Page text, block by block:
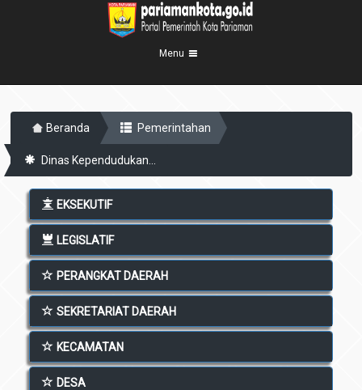
Menu
Profil Kota
Sejarah
Geografis
Pemerintahan
Legislatif
Perangkat Daerah
Sekretariat Daerah
Kecamatan
Desa
Informasi
Layanan
Agenda
Pengumuman
Beranda Pemerintahan
Dinas Kependudukan...
EKSEKUTIF
LEGISLATIF
PERANGKAT DAERAH
SEKRETARIAT DAERAH
KECAMATAN
DESA